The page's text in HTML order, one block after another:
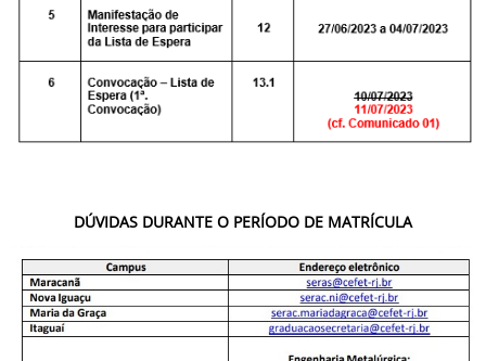
DÚVIDAS DURANTE O PERÍODO DE MATRÍCULA